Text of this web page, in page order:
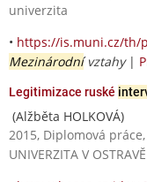
univerzita
• https://is.muni.cz/th/
Mezinárodnívztahy|
Legitimizace ruské
(Alžběta HOLKOVÁ)
2015, Diplomová
UNIVERZITA V OSTRAVĚ